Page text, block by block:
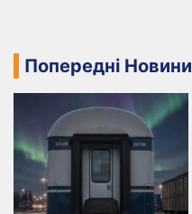
Попередні Новини